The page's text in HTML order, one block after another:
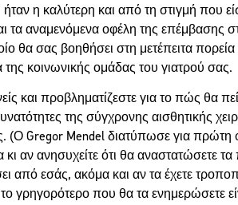
η καλύτερη και από τη στιγμή που
αναμενόμενα οφέλη της επέμβασης
θα σας βοηθήσει στη μετέπειτα
της κοινωνικής ομάδας του γιατρού σας.
και προβληματίζεστε για το πώς θα
της σύγχρονης αισθητικής
(Ο Gregor Mendel διατύπωσε για
αν ανησυχείτε ότι θα αναστατώσετε
από εσάς, ακόμα και αν τα έχετε
γρηγορότερο που θα τα ενημερώσετε